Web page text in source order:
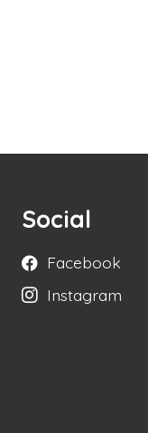
Social
Facebook
Instagram